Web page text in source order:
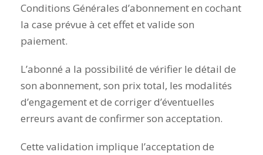
Conditions Générales d’abonnement en cochant
la case prévue à cet effet et valide son
paiement.
L’abonné a la possibilité de vérifier le détail de
son abonnement, son prix total, les modalités
d’engagement et de corriger d’éventuelles
erreurs avant de confirmer son acceptation.
Cette validation implique l’acceptation de